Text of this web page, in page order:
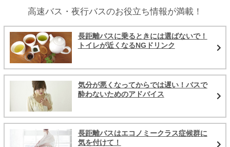
高速バス・夜行バスのお役立ち情報が満載！
長距離バスに乗るときには選ばないで！
トイレが近くなるNGドリンク
気分が悪くなってからでは遅い！バスで
酔わないためのアドバイス
長距離バスはエコノミークラス症候群に
気を付けて！